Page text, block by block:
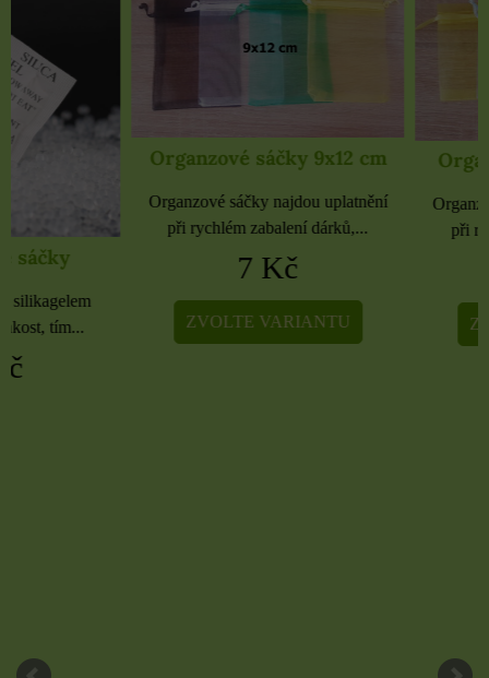
Organzové sáčky 9x12 cm
Organzové sáčky najdou uplatnění
při rychlém zabalení dárků,...
ZVOLTE VARIANTU
Organzové sáčky
Organzové sáčky najdou
při rychlém zabalení
ZVOLTE